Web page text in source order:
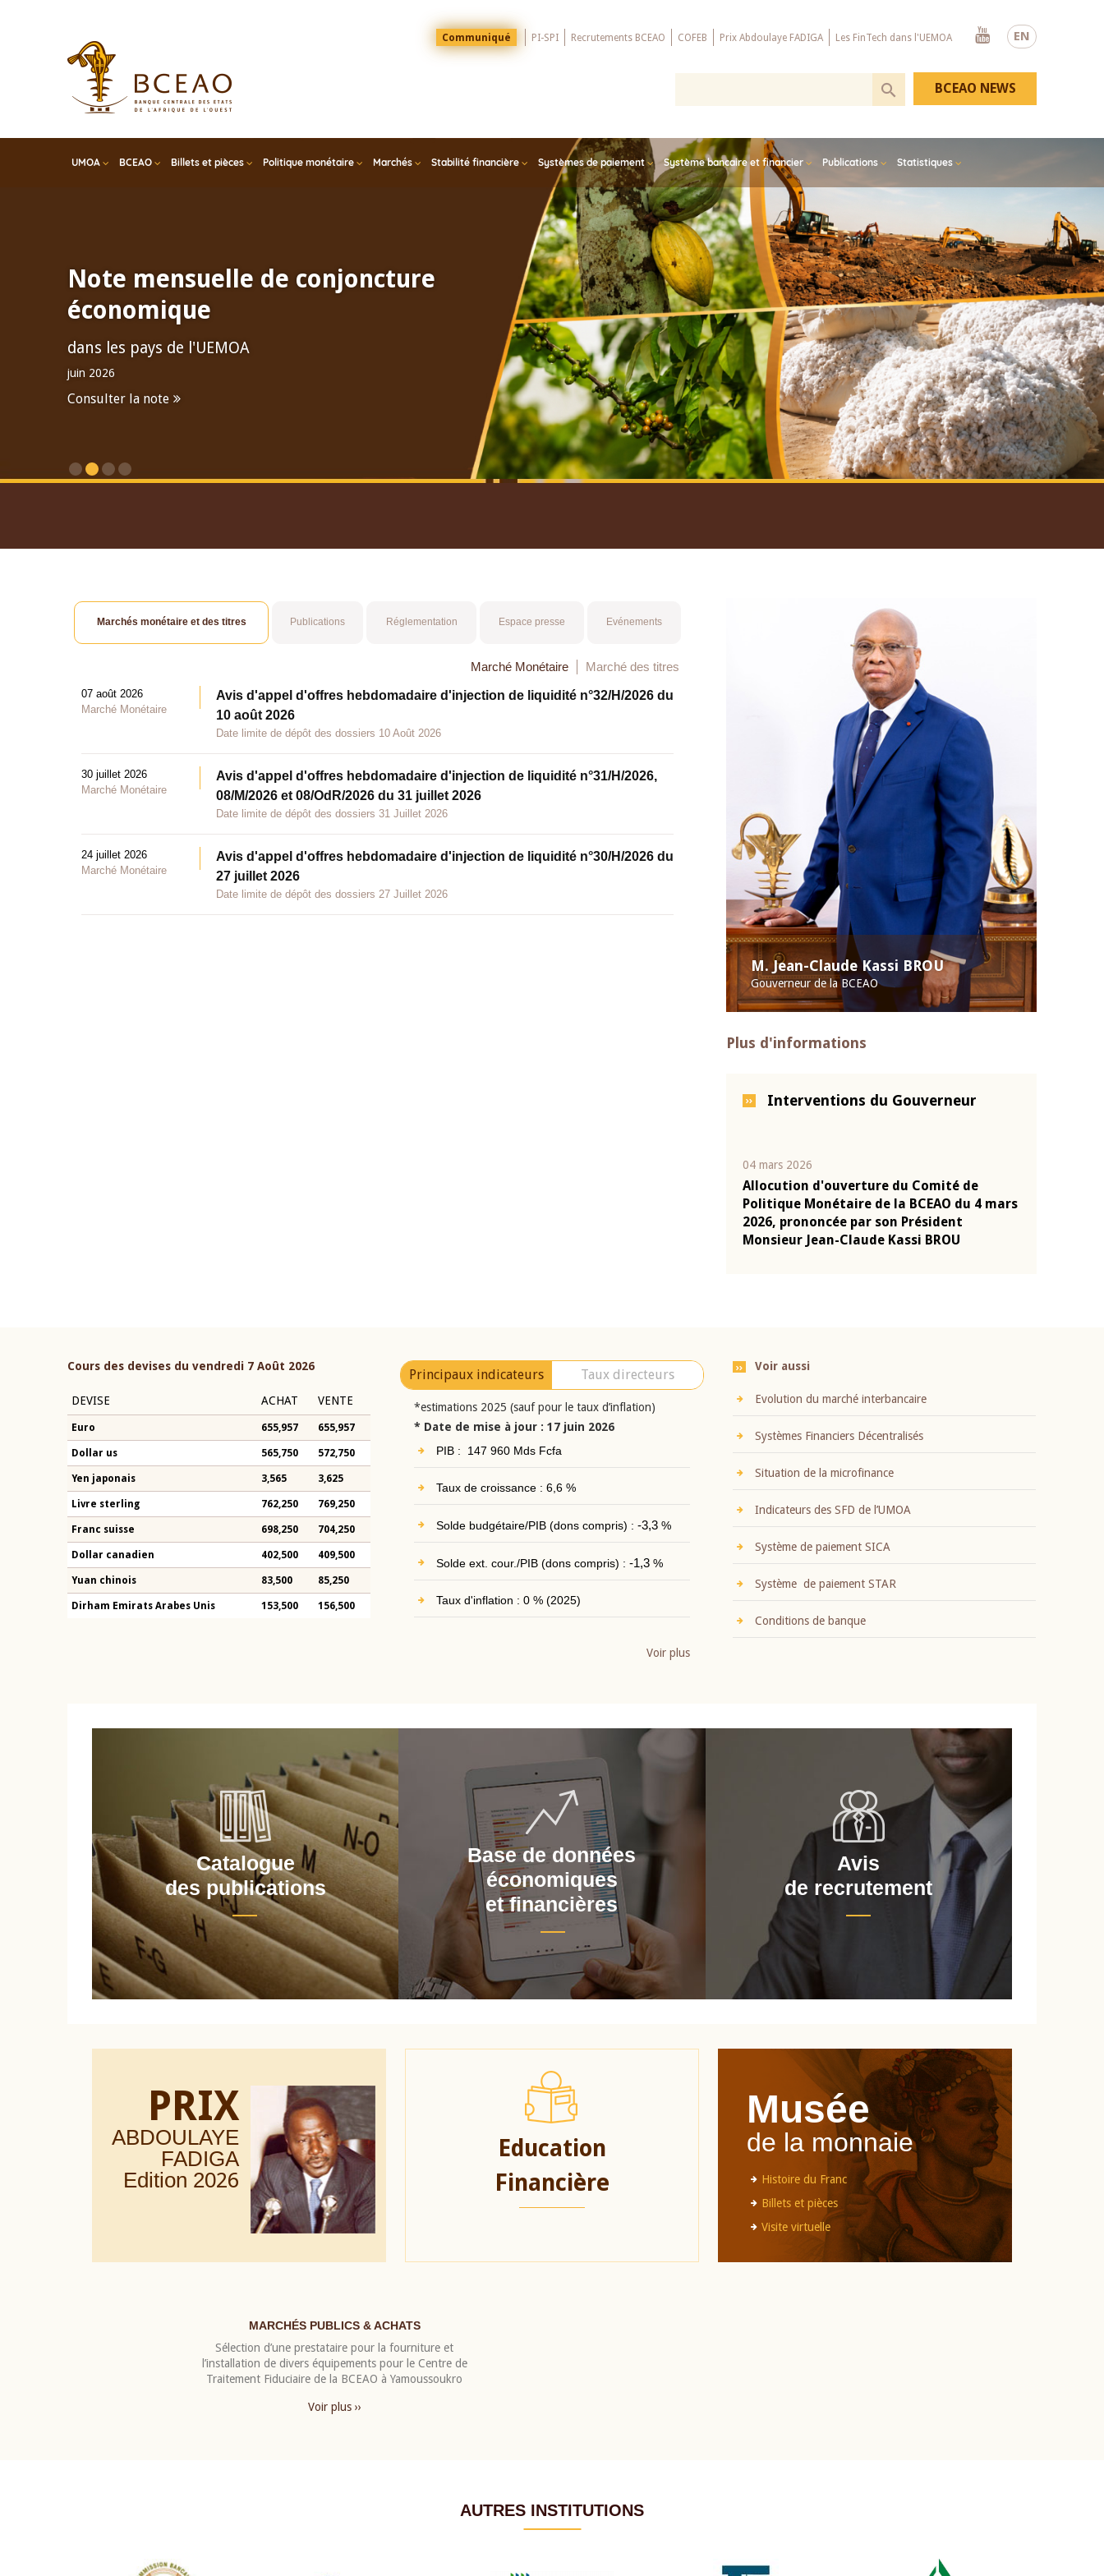
EN
Menu
Top
Communiqué PI-SPI Recrutements BCEAO COFEB Prix Abdoulaye FADIGA Les FinTech dans l'UEMOA
Youtube
UMOA BCEAO Billets et pièces Politique monétaire Marchés Stabilité financière Systèmes de paiement Système bancaire et financier Publications Statistiques
BCEAO NEWS
Note mensuelle de conjoncture
économique
dans les pays de l'UEMOA
juin 2026
Consulter la note
M. Jean-Claude Kassi BROU
Gouverneur de la BCEAO
Plus d'informations
Interventions du Gouverneur
04 mars 2026
Allocution d'ouverture du Comité de
Politique Monétaire de la BCEAO du 4 mars
2026, prononcée par son Président
Monsieur Jean-Claude Kassi BROU
Marchés monétaire et des titres Publications Réglementation Espace presse Evénements
Marché Monétaire Marché des titres
07 août 2026
Marché Monétaire
Avis d'appel d'offres hebdomadaire d'injection de liquidité n°32/H/2026 du
10 août 2026
Date limite de dépôt des dossiers 10 Août 2026
30 juillet 2026
Marché Monétaire
Avis d'appel d'offres hebdomadaire d'injection de liquidité n°31/H/2026,
08/M/2026 et 08/OdR/2026 du 31 juillet 2026
Date limite de dépôt des dossiers 31 Juillet 2026
24 juillet 2026
Marché Monétaire
Avis d'appel d'offres hebdomadaire d'injection de liquidité n°30/H/2026 du
27 juillet 2026
Date limite de dépôt des dossiers 27 Juillet 2026
Cours des devises du vendredi 7 Août 2026
DEVISE ACHAT VENTE
Euro 655,957 655,957
Dollar us 565,750 572,750
Yen japonais 3,565 3,625
Livre sterling 762,250 769,250
Franc suisse 698,250 704,250
Dollar canadien 402,500 409,500
Yuan chinois 83,500 85,250
Dirham Emirats Arabes Unis 153,500 156,500
Principaux indicateurs Taux directeurs
*estimations 2025 (sauf pour le taux d’inflation)
* Date de mise à jour : 17 juin 2026
PIB : 147 960 Mds Fcfa
Taux de croissance : 6,6 %
Solde budgétaire/PIB (dons compris) : -3,3%
Solde ext. cour./PIB (dons compris) : -1,3%
Taux d'inflation : 0 % (2025)
Voir plus
Voir aussi
Evolution du marché interbancaire
Systèmes Financiers Décentralisés
Situation de la microfinance
Indicateurs des SFD de l’UMOA
Système de paiement SICA
Système de paiement STAR
Conditions de banque
Catalogue
des publications
Base de données
économiques
et financières
Avis
de recrutement
PRIX
ABDOULAYE
FADIGA
Edition 2026
Education
Financière
Musée
de la monnaie
Histoire du Franc
Billets et pièces
Visite virtuelle
MARCHÉS PUBLICS & ACHATS
Sélection d’une prestataire pour la fourniture et
l’installation de divers équipements pour le Centre de
Traitement Fiduciaire de la BCEAO à Yamoussoukro
Voir plus ››
AUTRES INSTITUTIONS